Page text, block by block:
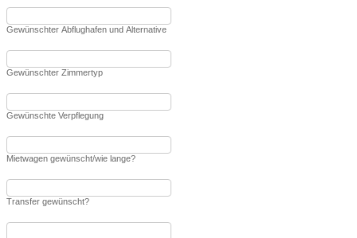
Gewünschter Abflughafen und Alternative
Gewünschter Zimmertyp
Gewünschte Verpflegung
Mietwagen gewünscht/wie lange?
Transfer gewünscht?